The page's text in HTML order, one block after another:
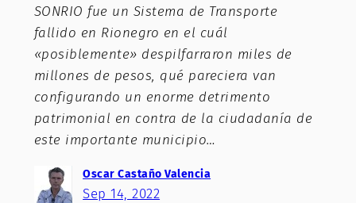
SONRIO fue un Sistema de Transporte
fallido en Rionegro en el cuál
«posiblemente» despilfarraron miles de
millones de pesos, qué pareciera van
configurando un enorme detrimento
patrimonial en contra de la ciudadanía de
este importante municipio…
Oscar Castaño Valencia
Sep 14, 2022